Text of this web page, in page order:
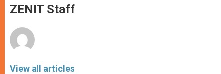
p
p
g
e
o
k
ZENIT Staff
View all articles